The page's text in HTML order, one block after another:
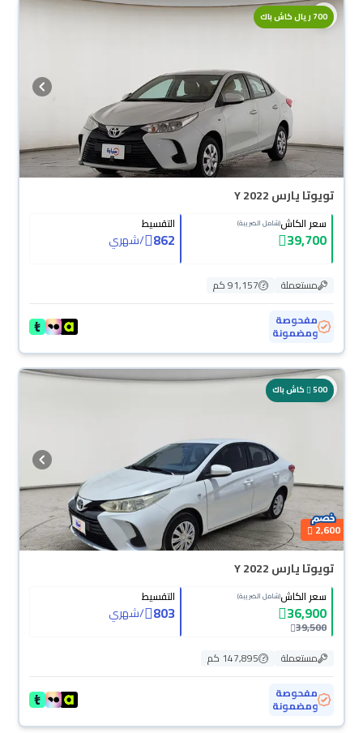
700 ريال كاش باك
تويوتا يارس Y 2022
سعر الكاش(شامل الضريبة)
39,700
التقسيط
862
/شهري
مستعملة
91,157 كم
مفحوصة
ومضمونة
500 كاش باك
2,600
تويوتا يارس Y 2022
سعر الكاش(شامل الضريبة)
36,900
39,500
التقسيط
803
/شهري
مستعملة
147,895 كم
مفحوصة
ومضمونة